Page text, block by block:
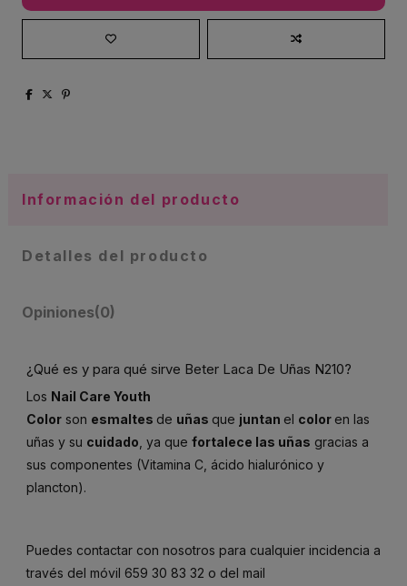
Información del producto
Detalles del producto
Opiniones(0)
¿Qué es y para qué sirve Beter Laca De Uñas N210?
Los Nail Care Youth
Color son esmaltes de uñas que juntan el color en las
uñas y su cuidado , ya que fortalece las uñas gracias a
sus componentes (Vitamina C, ácido hialurónico y
plancton).
Puedes contactar con nosotros para cualquier incidencia a
través del móvil 659 30 83 32 o del mail